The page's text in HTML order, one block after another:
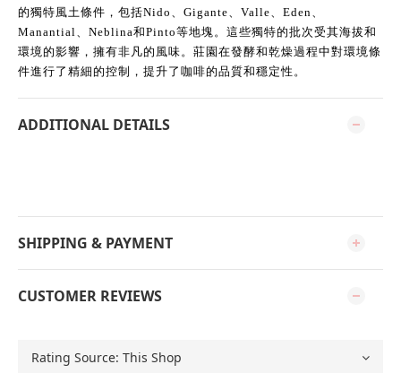
的獨特風土條件，包括Nido、Gigante、Valle、Eden、
Manantial、Neblina和Pinto等地塊。這些獨特的批次受其海拔和
環境的影響，擁有非凡的風味。莊園在發酵和乾燥過程中對環境條
件進行了精細的控制，提升了咖啡的品質和穩定性。
ADDITIONAL DETAILS
SHIPPING & PAYMENT
CUSTOMER REVIEWS